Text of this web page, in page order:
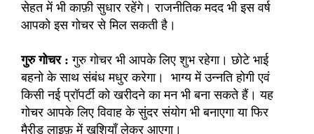
सेहत में भी काफ़ी सुधार रहेंगे। राजनीतिक मदद भी इस वर्ष
आपको इस गोचर से मिल सकती है।
गुरु गोचर :गुरु गोचर भी आपके लिए शुभ रहेगा। छोटे भाई
बहनो के साथ संबंध मधुर करेगा। भाग्य में उन्नति होगी एवं
किसी नई प्रॉपर्टी को खरीदने का मन भी बना सकते हैं। यह
गोचर आपके लिए विवाह के सुंदर संयोग भी बनाएगा या फिर
मैरीड लाइफ़ में खुशियाँ लेकर आएगा।